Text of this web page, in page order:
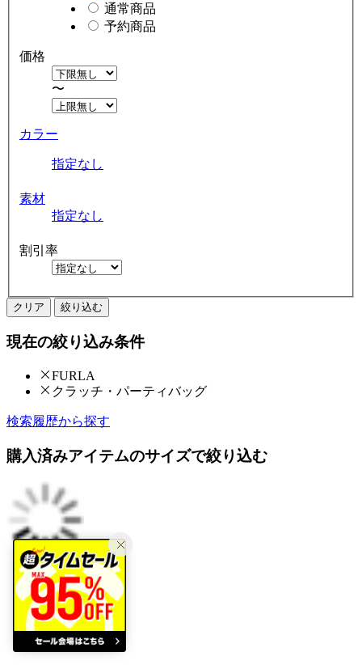
通常商品
予約商品
価格
〜
カラー
指定なし
素材
指定なし
割引率
クリア 絞り込む
現在の絞り込み条件
FURLA
クラッチ・パーティバッグ
検索履歴から探す
購入済みアイテムのサイズで絞り込む